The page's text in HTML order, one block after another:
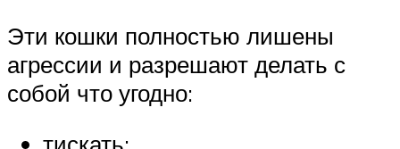
Эти кошки полностью лишены
агрессии и разрешают делать с
собой что угодно: